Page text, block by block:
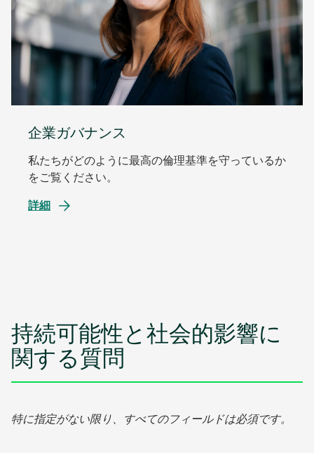
企業ガバナンス
私たちがどのように最高の倫理基準を守っているか
をご覧ください。
詳細
持続可能性と社会的影響に
関する質問
特に指定がない限り、すべてのフィールドは必須です。